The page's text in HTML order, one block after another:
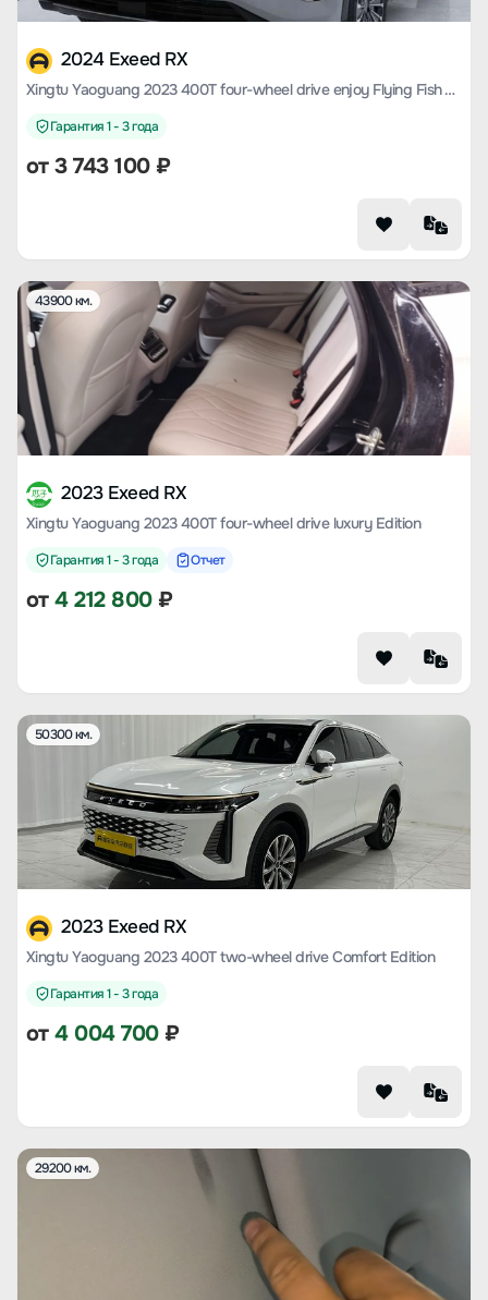
2024 Exeed RX
Xingtu Yaoguang 2023 400T four-wheel drive enjoy Flying Fish Version
Гарантия 1 - 3 года
от3 743 100₽
43900 км.
2023 Exeed RX
Xingtu Yaoguang 2023 400T four-wheel drive luxury Edition
Гарантия 1 - 3 года Отчет
от4 212 800₽
50300 км.
2023 Exeed RX
Xingtu Yaoguang 2023 400T two-wheel drive Comfort Edition
Гарантия 1 - 3 года
от4 004 700₽
29200 км.